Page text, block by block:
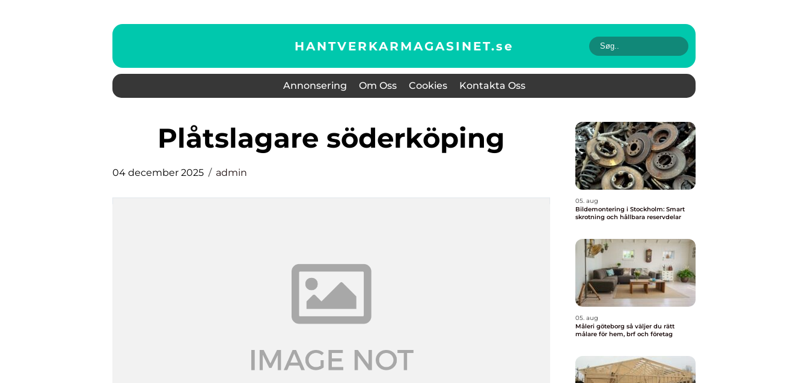
HANTVERKARMAGASINET.se
Annonsering Om Oss Cookies Kontakta Oss
plåtslagare söderköping
04 december 2025 admin
05. aug
Bildemontering i Stockholm: Smart
skrotning och hållbara reservdelar
05. aug
Måleri göteborg så väljer du rätt
målare för hem, brf och företag